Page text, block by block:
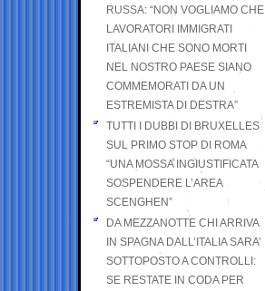
RUSSA: “NON VOGLIAMO CHE
LAVORATORI IMMIGRATI
ITALIANI CHE SONO MORTI
NEL NOSTRO PAESE SIANO
COMMEMORATI DA UN
ESTREMISTA DI DESTRA”
TUTTI I DUBBI DI BRUXELLES
SUL PRIMO STOP DI ROMA
“UNA MOSSA INGIUSTIFICATA
SOSPENDERE L’AREA
SCENGHEN”
DA MEZZANOTTE CHI ARRIVA
IN SPAGNA DALL’ITALIA SARA’
SOTTOPOSTO A CONTROLLI:
SE RESTATE IN CODA PER